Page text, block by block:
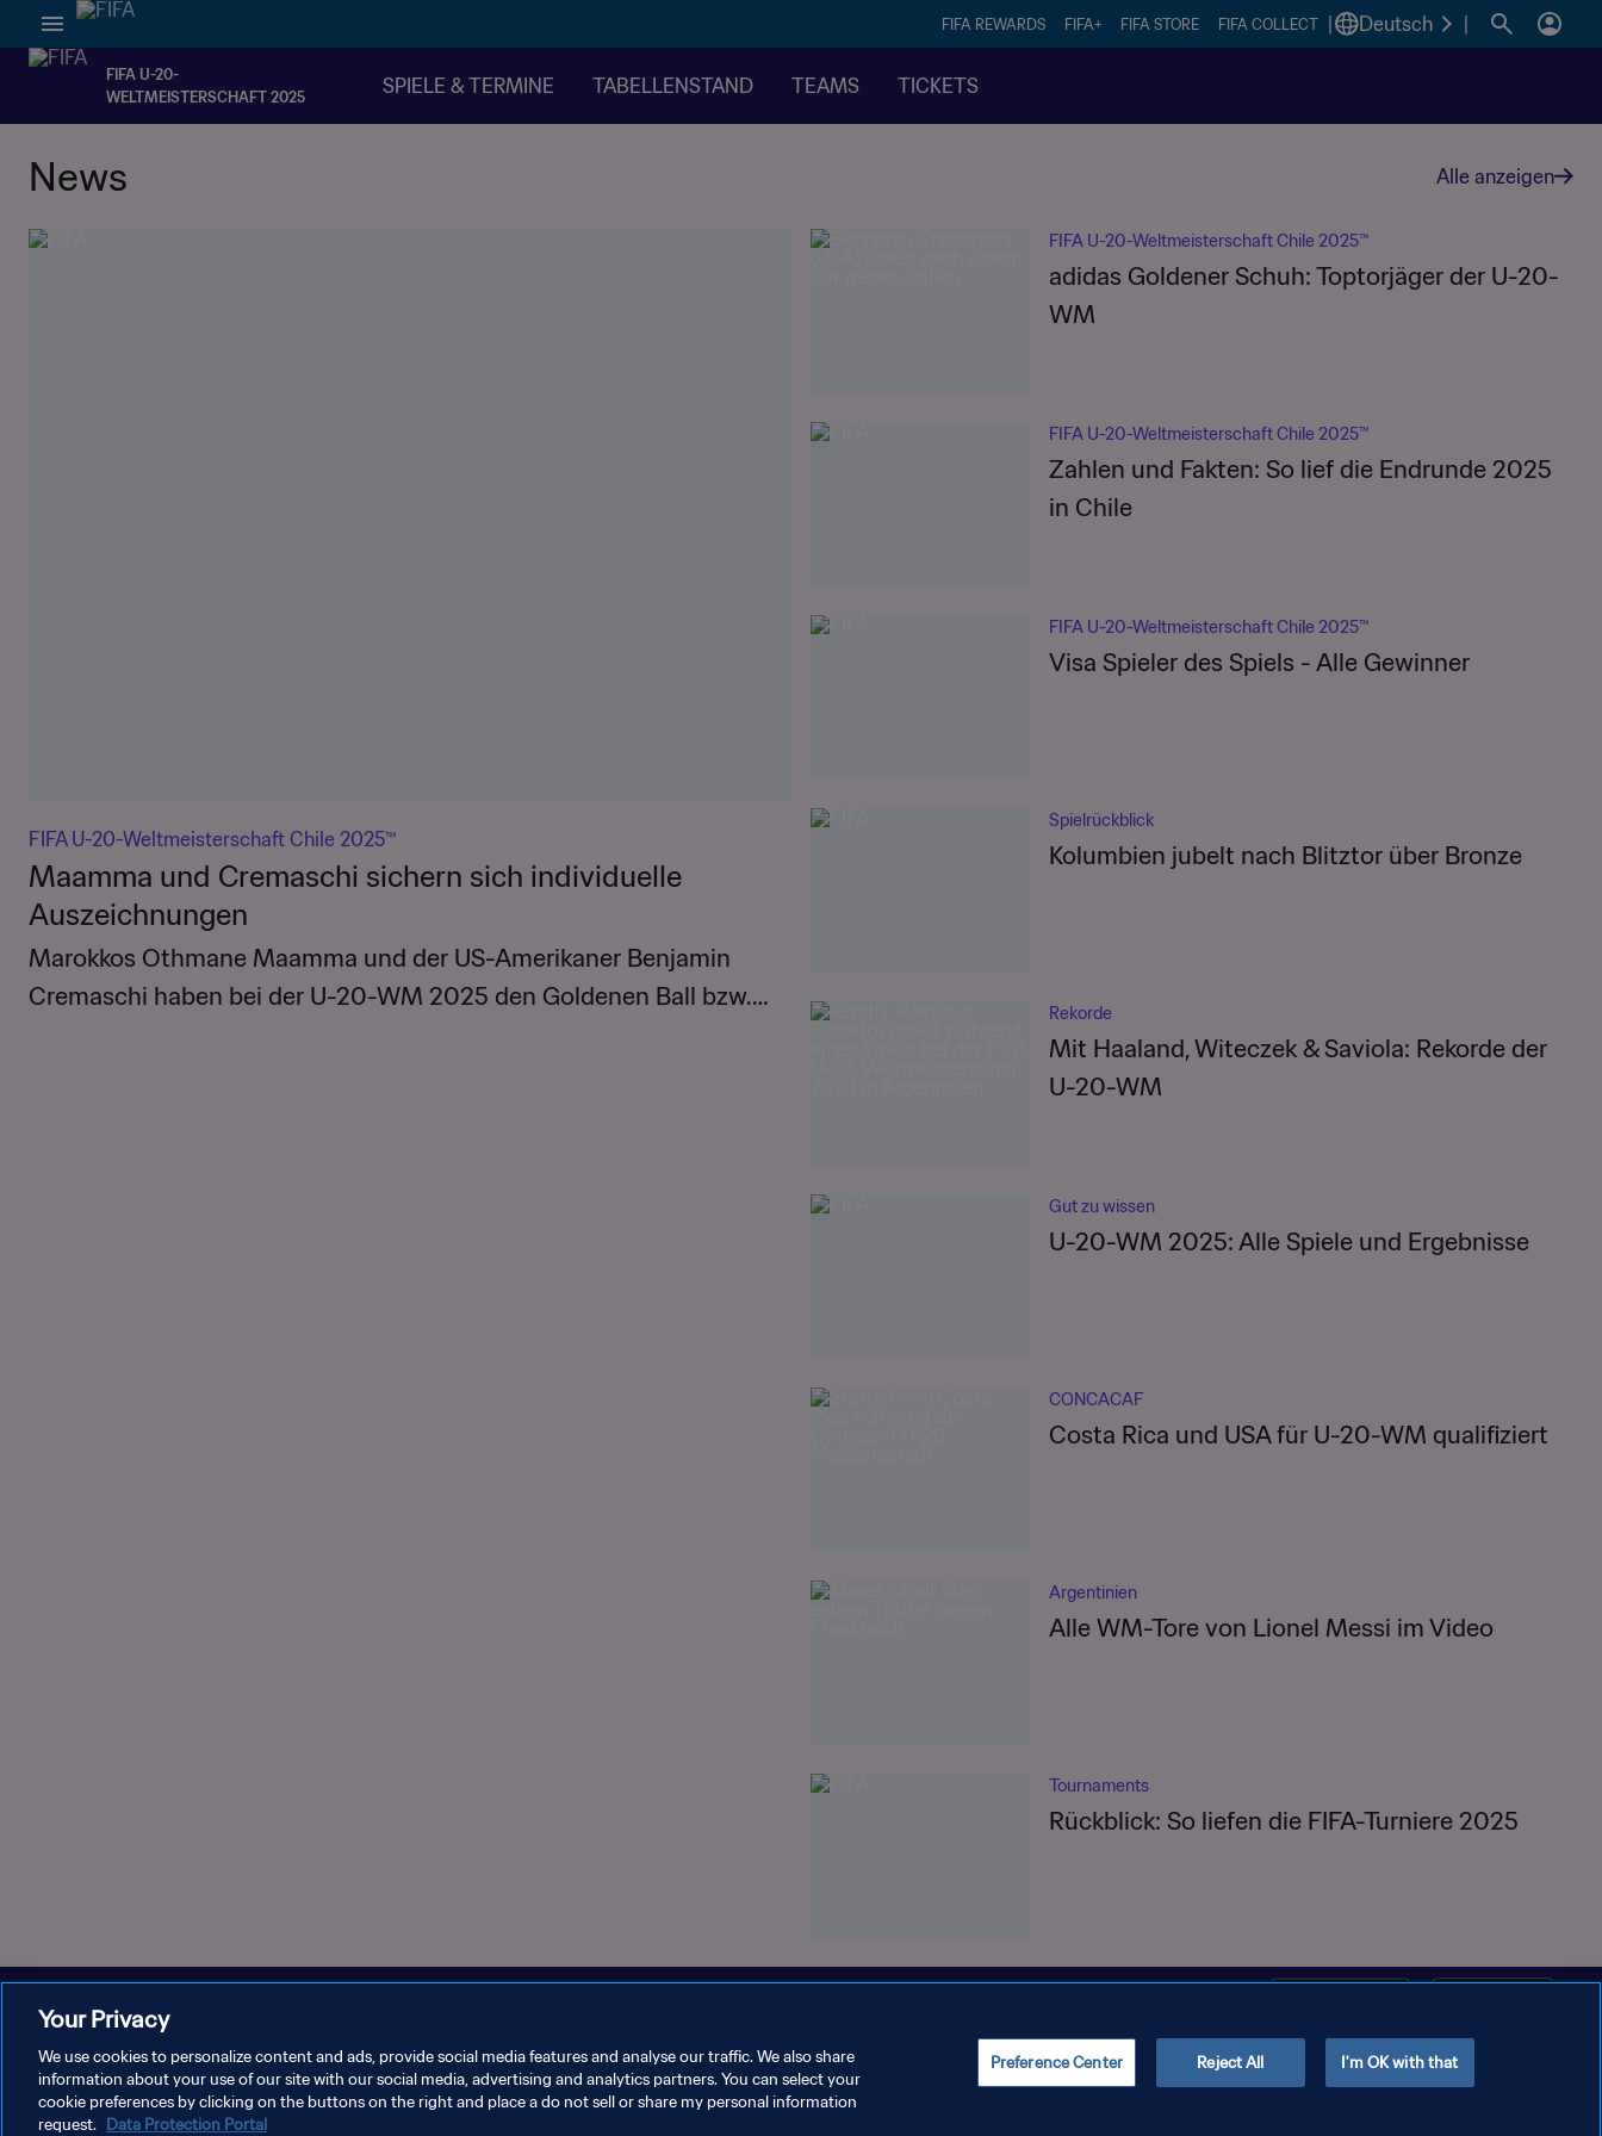
FIFA REWARDS FIFA+ FIFA STORE FIFA COLLECT Deutsch
FIFA U-20-
WELTMEISTERSCHAFT 2025
SPIELE & TERMINE TABELLENSTAND TEAMS TICKETS
News Alle anzeigen
FIFA U-20-Weltmeisterschaft Chile 2025™
Maamma und Cremaschi sichern sich individuelle
Auszeichnungen
Marokkos Othmane Maamma und der US-Amerikaner Benjamin
Cremaschi haben bei der U-20-WM 2025 den Goldenen Ball bzw.
FIFA U-20-Weltmeisterschaft Chile 2025™
adidas Goldener Schuh: Toptorjäger der U-20-
WM
FIFA U-20-Weltmeisterschaft Chile 2025™
Zahlen und Fakten: So lief die Endrunde 2025
in Chile
FIFA U-20-Weltmeisterschaft Chile 2025™
Visa Spieler des Spiels - Alle Gewinner
Spielrückblick
Kolumbien jubelt nach Blitztor über Bronze
Rekorde
Mit Haaland, Witeczek & Saviola: Rekorde der
U-20-WM
Gut zu wissen
U-20-WM 2025: Alle Spiele und Ergebnisse
CONCACAF
Costa Rica und USA für U-20-WM qualifiziert
Argentinien
Alle WM-Tore von Lionel Messi im Video
Tournaments
Rückblick: So liefen die FIFA-Turniere 2025
DATENSCHUTZ NUTZUNGSBEDINGUNGEN COOKIE-EINSTELLUNGEN VERWALTEN Copyright © 1994 - 2026 FIFA. Alle Rechte vorbehalten.
Your Privacy
We use cookies to personalize content and ads, provide social media features and analyse our traffic. We also share
information about your use of our site with our social media, advertising and analytics partners. You can select your
cookie preferences by clicking on the buttons on the right and place a do not sell or share my personal information
request. Data Protection Portal
Preference Center Reject All I'm OK with that